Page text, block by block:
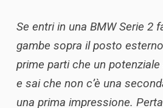
Se entri in una BMW Serie 2
gambe sopra il posto
prime parti che un
e sai che non c’è una
una prima impressione.